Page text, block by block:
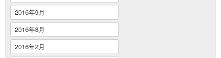
2016年9月
2016年8月
2016年2月